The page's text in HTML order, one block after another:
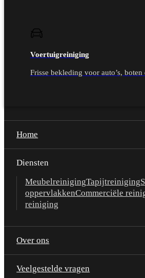
Voertuigreiniging
Frisse bekleding voor auto’s,
Home
Diensten
MeubelreinigingTapijtreiniging
oppervlakkenCommerciële
reiniging
Over ons
Veelgestelde vragen